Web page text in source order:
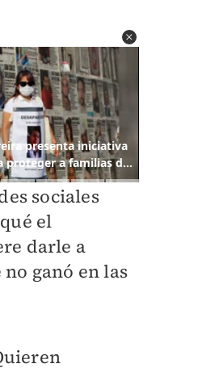
sociales
el
darle a
ganó en las